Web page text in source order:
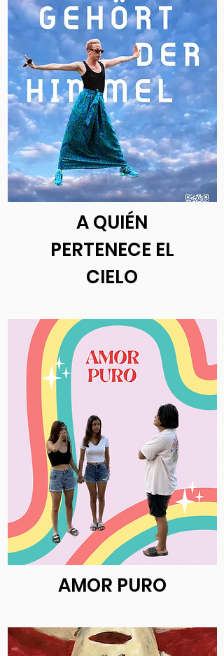
A QUIÉN
PERTENECE EL
CIELO
AMOR PURO